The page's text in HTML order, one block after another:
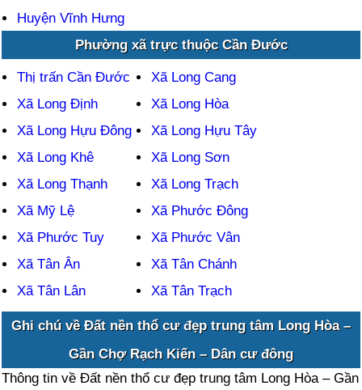
Huyện Vĩnh Hưng
Phường xã trực thuộc Cần Đước
Thị trấn Cần Đước
Xã Long Cang
Xã Long Định
Xã Long Hòa
Xã Long Hựu Đông
Xã Long Hựu Tây
Xã Long Khê
Xã Long Sơn
Xã Long Thạnh
Xã Long Trạch
Xã Mỹ Lệ
Xã Phước Đông
Xã Phước Tuy
Xã Phước Vân
Xã Tân Ân
Xã Tân Chánh
Xã Tân Lân
Xã Tân Trạch
Ghi chú về Đất nền thổ cư đẹp trung tâm Long Hòa –
Gần Chợ Rạch Kiến – Dân cư đông
Thông tin về Đất nền thổ cư đẹp trung tâm Long Hòa – Gần